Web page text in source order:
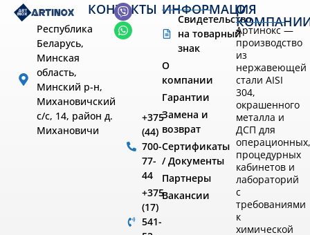
Республика
Беларусь,
Минская
область,
Минский р-н,
Михановичский
с/с, 14, район д.
Михановичи
КОНТАКТЫ
+375
(44)
700-
77-
44
+375
(17)
541-
ИНФОРМАЦИЯ
Свидетельство
на товарный
знак
О
компании
Гарантии
Замена и
возврат
Сертификаты
/ Документы
Партнеры
Вакансии
О
Артинокс —
производство
из
нержавеющей
стали AISI
304,
окрашенного
металла и
ДСП для
операционных,
процедурных
кабинетов и
лабораторий
с
требованиями
к
химической